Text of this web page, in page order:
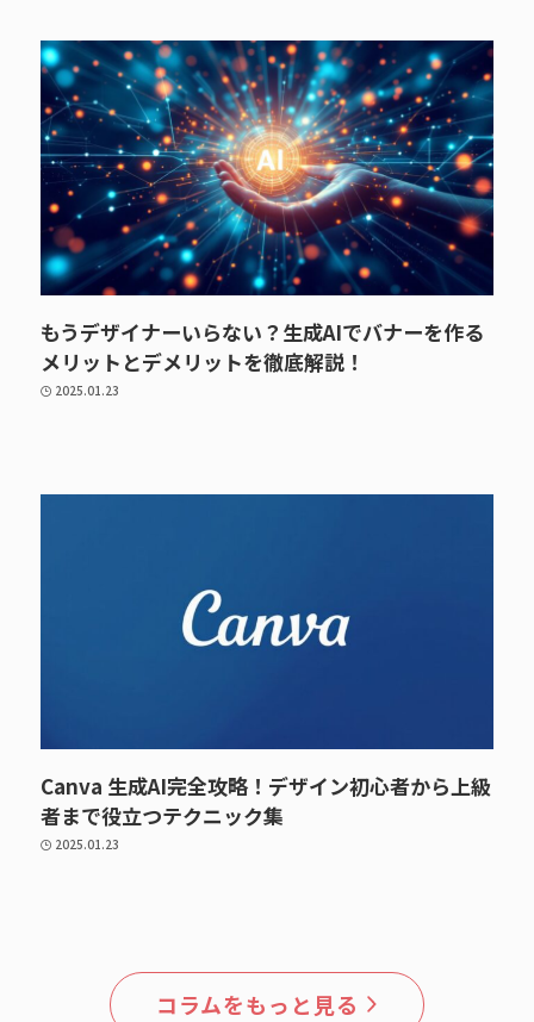
もうデザイナーいらない？生成AIでバナーを作る
メリットとデメリットを徹底解説！
2025.01.23
Canva 生成AI完全攻略！デザイン初心者から上級
者まで役立つテクニック集
2025.01.23
コラムをもっと見る